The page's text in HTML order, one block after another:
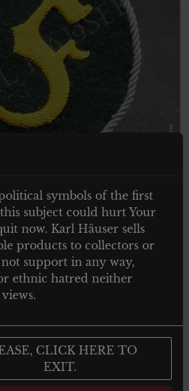
€69.00 Tax. included
Ärmelabzeichen für
Feuerwerks-
symbols of the first
subject could hurt Your
now. Karl Häuser sells
products to collectors or
support in any way,
ethnic hatred neither
CLICK HERE TO
EXIT.